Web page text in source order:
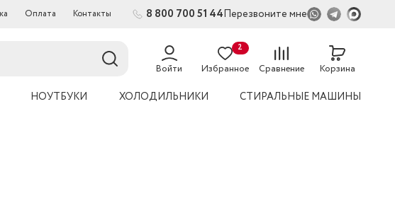
Оплата Контакты 8 800 700 51 44Перезвоните мне
Войти Избранное
2
Сравнение
54
Корзина
НОУТБУКИ ХОЛОДИЛЬНИКИ СТИРАЛЬНЫЕ МАШИНЫ